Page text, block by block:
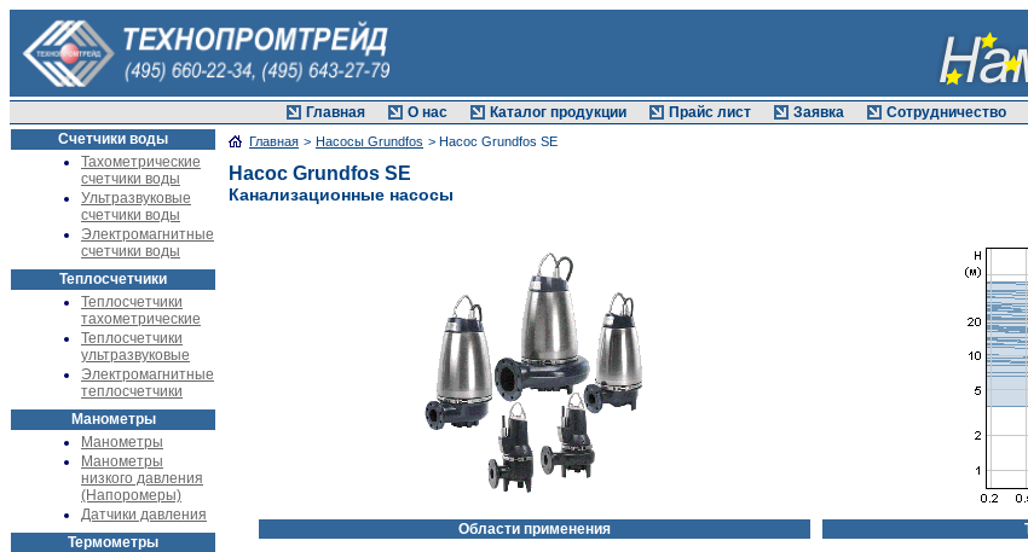
Главная О нас Каталог продукции Прайс лист Заявка Сотрудничество
Счетчики воды
Тахометрические
счетчики воды
Ультразвуковые
счетчики воды
Электромагнитные
счетчики воды
Теплосчетчики
Теплосчетчики
тахометрические
Теплосчетчики
ультразвуковые
Электромагнитные
теплосчетчики
Манометры
Манометры
Манометры
низкого давления
(Напоромеры)
Датчики давления
Термометры
Главная > Насосы Grundfos > Насос Grundfos SE
Насос Grundfos SE
Канализационные насосы
Области применения